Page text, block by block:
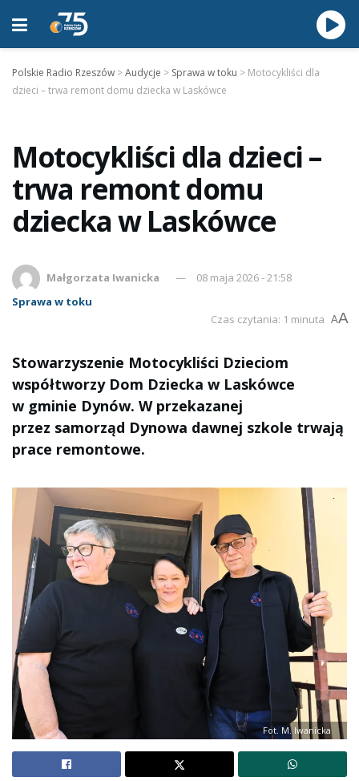
Polskie Radio Rzeszów >Audycje > Sprawa w toku > Motocykliści dla
dzieci – trwa remont domu dziecka w Laskówce
Motocykliści dla dzieci –
trwa remont domu
dziecka w Laskówce
Małgorzata Iwanicka
08 maja 2026 - 21:58
Sprawa w toku
Czas czytania: 1 minuta AA
Stowarzyszenie Motocykliści Dzieciom
współtworzy Dom Dziecka w Laskówce
w gminie Dynów. W przekazanej
przez samorząd Dynowa dawnej szkole trwają
prace remontowe.
Fot. M. Iwanicka